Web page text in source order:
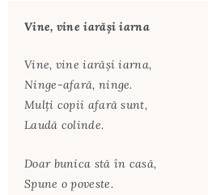
Vine, vine iarăşi iarna
Vine, vine iarăşi iarna,
Ninge-afară, ninge.
Mulţi copii afară sunt,
Laudă colinde.
Doar bunica stă în casă,
Spune o poveste.